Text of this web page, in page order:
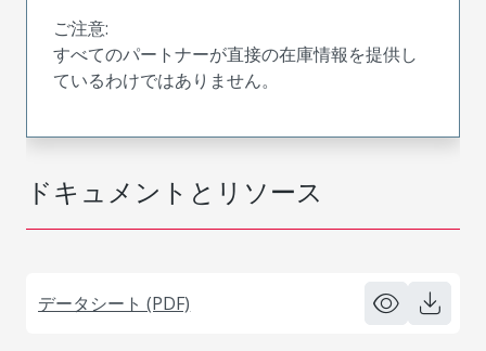
ドキュメントとリソース
データシート (PDF)
ご注意:
すべてのパートナーが直接の在庫情報を提供し
ているわけではありません。